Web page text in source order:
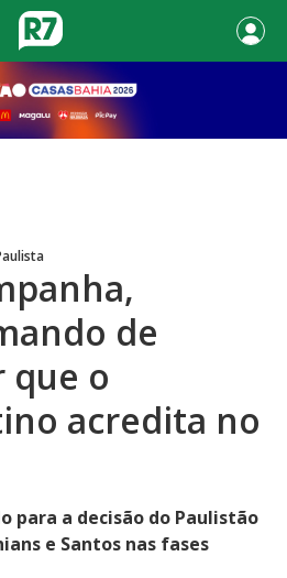
de
que o
acredita no
para a decisão do Paulistão
e Santos nas fases